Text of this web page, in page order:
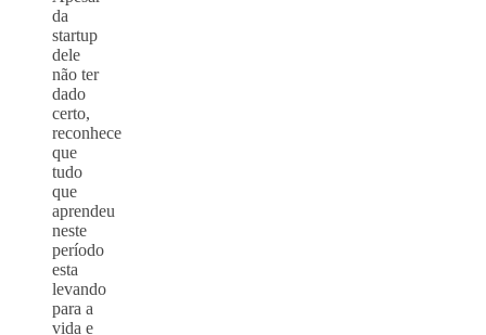
da
startup
dele
não ter
dado
certo,
reconhece
que
tudo
que
aprendeu
neste
período
esta
levando
para a
vida e